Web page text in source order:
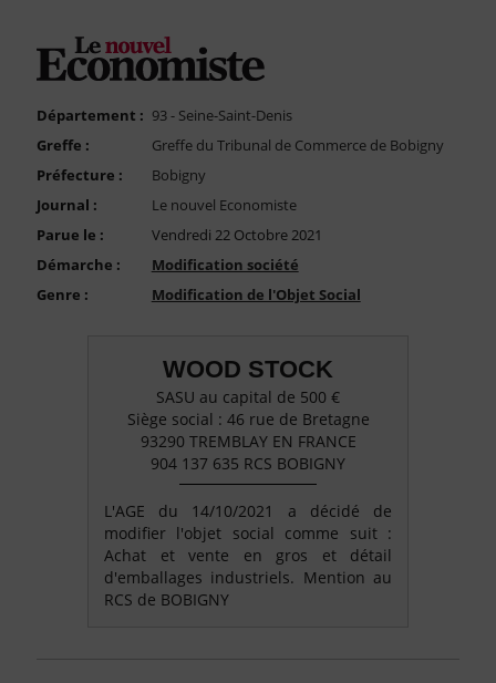
FAQ
Compte PRO
Département : 93 - Seine-Saint-Denis
Greffe :
Greffe du Tribunal de Commerce de Bobigny
Préfecture :
Bobigny
Journal :
Le nouvel Economiste
Parue le :
Vendredi 22 Octobre 2021
Démarche :
Modification société
Genre :
Modification de l'Objet Social
WOOD STOCK
SASU au capital de 500 €
Siège social : 46 rue de Bretagne
93290 TREMBLAY EN FRANCE
904 137 635 RCS BOBIGNY
L'AGE du 14/10/2021 a décidé de
modifier l'objet social comme suit :
Achat et vente en gros et détail
d'emballages industriels. Mention au
RCS de BOBIGNY